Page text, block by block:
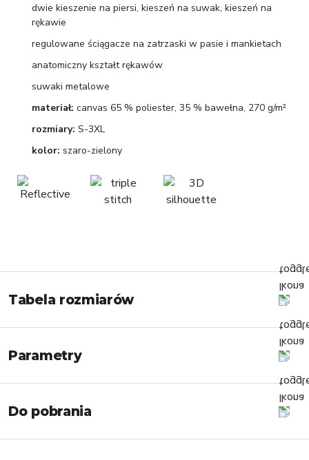
dwie kieszenie na piersi, kieszeń na suwak, kieszeń na
rękawie
regulowane ściągacze na zatrzaski w pasie i mankietach
anatomiczny kształt rękawów
suwaki metalowe
materiał: canvas 65 % poliester, 35 % bawełna, 270 g/m²
rozmiary: S-3XL
kolor: szaro-zielony
Tabela rozmiarów
Parametry
Do pobrania